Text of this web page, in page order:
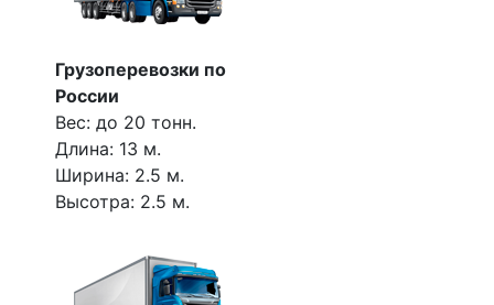
Грузоперевозки по
России
Вес: до 20 тонн.
Длина: 13 м.
Ширина: 2.5 м.
Высотра: 2.5 м.